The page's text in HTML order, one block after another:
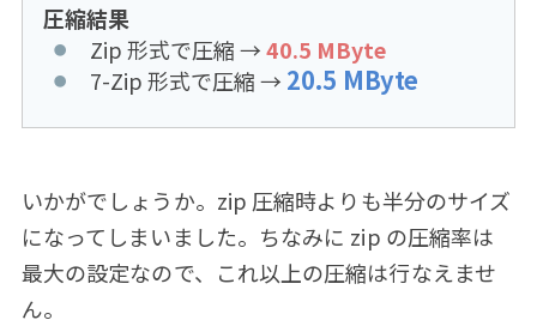
圧縮結果
Zip 形式で圧縮 →40.5 MByte
7-Zip 形式で圧縮 → 20.5 MByte
いかがでしょうか。zip 圧縮時よりも半分のサイズ
になってしまいました。ちなみに zip の圧縮率は
最大の設定なので、これ以上の圧縮は行なえませ
ん。